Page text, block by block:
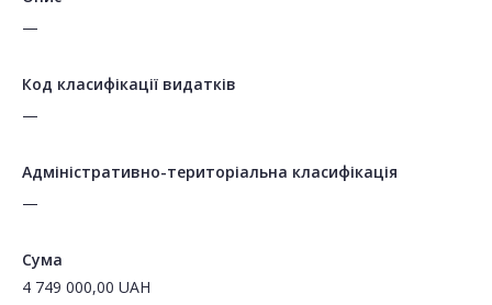
—
Код класифікації видатків
—
Адміністративно-територіальна класифікація
—
Сума
4 749 000,00 UAH